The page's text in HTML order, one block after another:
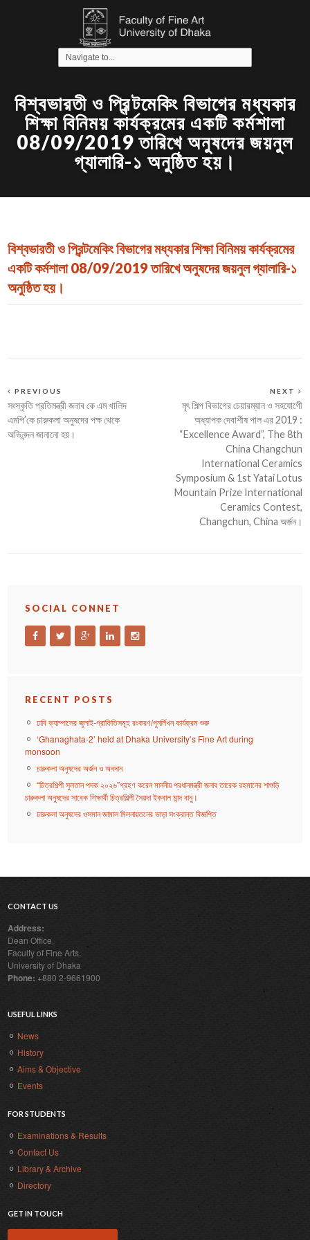
বিশ্বভারতী ও প্রিন্টমেকিং বিভাগের মধ্যকার
শিক্ষা বিনিময় কার্যক্রমের একটি কর্মশালা
08/09/2019 তারিখে অনুষদের জয়নুল
গ্যালারি-১ অনুষ্ঠিত হয়।
বিশ্বভারতী ও প্রিন্টমেকিং বিভাগের মধ্যকার শিক্ষা বিনিময় কার্যক্রমের
একটি কর্মশালা 08/09/2019 তারিখে অনুষদের জয়নুল গ্যালারি-১
অনুষ্ঠিত হয়।
PREVIOUS
সংস্কৃতি প্রতিমন্ত্রী জনাব কে এম খালিদ
এমপি’কে চারুকলা অনুষদের পক্ষ থেকে
অভিনন্দন জানানো হয়।
NEXT
মৃৎ শিল্প বিভাগের চেয়ারম্যান ও সহযোগেী
অধ্যাপক দেবাশীষ পাল এর 2019 :
“Excellence Award”, The 8th
China Changchun
International Ceramics
Symposium & 1st Yatai Lotus
Mountain Prize International
Ceramics Contest,
Changchun, China অর্জন।
SOCIAL CONNET
RECENT POSTS
ঢাবি ক্যাম্পাসের জুলাই-গ্রাফিতিসমূহ রংকরণ/পুনর্লিখন কার্যক্রম শুরু
‘Ghanaghata-2’ held at Dhaka University’s Fine Art during
monsoon
চারুকলা অনুষদের অর্জন ও অবদান
“চিত্রশিল্পী সুলতান পদক ২০২৬”গ্রহণ করেন মাননীয় প্রধানমন্ত্রী জনাব তারেক রহমানের শাশুড়ি
চারুকলা অনুষদের সাবেক শিক্ষার্থী চিত্রশিল্পী সৈয়দা ইকবাল মান্দ বানু।
চারুকলা অনুষদের ওসমান জামাল মিলনায়তনের ভাড়া সংক্রান্ত বিজ্ঞপ্তি
CONTACT US
Address:
Dean Office,
Faculty of Fine Arts,
University of Dhaka
Phone: +880 2-9661900
USEFUL LINKS
News
History
Aims & Objective
Events
FOR STUDENTS
Examinations & Results
Contact Us
Library & Archive
Directory
GET IN TOUCH